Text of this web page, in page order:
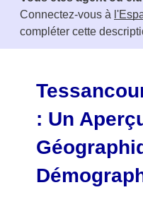
Connectez-vous à
compléter cette
: Un